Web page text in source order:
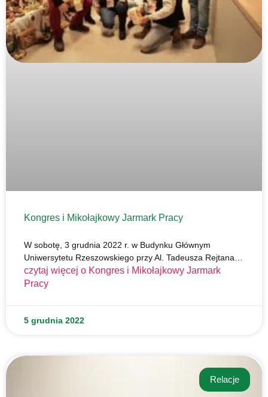
Kongres i Mikołajkowy Jarmark Pracy
W sobotę, 3 grudnia 2022 r. w Budynku Głównym
Uniwersytetu Rzeszowskiego przy Al. Tadeusza Rejtana…
czytaj więcej o Kongres i Mikołajkowy Jarmark
Pracy
5 grudnia 2022
Relacje